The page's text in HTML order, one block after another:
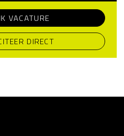
VACATURE
DIRECT